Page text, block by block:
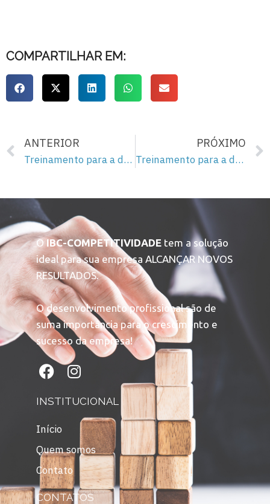
COMPARTILHAR EM:
ANTERIOR
Treinamento para a democracia – 89
PRÓXIMO
Treinamento para a democracia – 91
O IBC-COMPETITIVIDADE tem a solução
ideal para sua empresa ALCANÇAR NOVOS
RESULTADOS.
O desenvolvimento profissional são de
suma importância para o crescimento e
sucesso da empresa!
INSTITUCIONAL
Início
Quem somos
Contato
CONTATOS